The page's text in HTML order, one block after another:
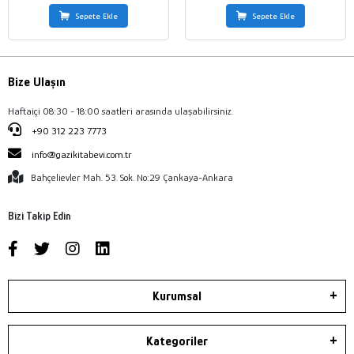
Sepete Ekle Sepete Ekle
Bize Ulaşın
Haftaiçi 08:30 - 18:00 saatleri arasında ulaşabilirsiniz.
+90 312 223 7773
info@gazikitabevi.com.tr
Bahçelievler Mah. 53. Sok. No:29 Çankaya-Ankara
Bizi Takip Edin
Kurumsal
Kategoriler